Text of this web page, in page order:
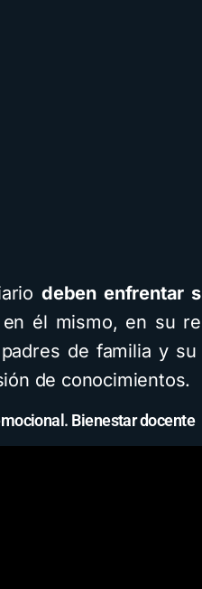
deben enfrentar
él mismo, en su
de familia y
de conocimientos.
Bienestar docente